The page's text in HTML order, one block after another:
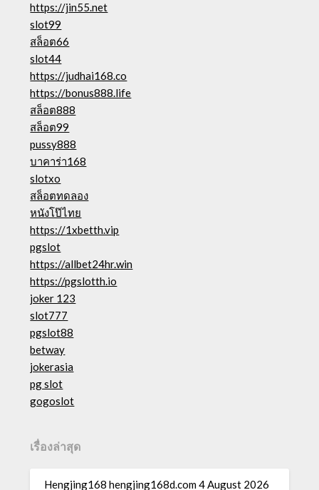
https://jin55.net
slot99
สล็อต66
slot44
https://judhai168.co
https://bonus888.life
สล็อต888
สล็อต99
pussy888
บาคาร่า168
slotxo
สล็อตทดลอง
หนังโป๊ไทย
https://1xbetth.vip
pgslot
https://allbet24hr.win
https://pgslotth.io
joker 123
slot777
pgslot88
betway
jokerasia
pg slot
gogoslot
เรื่องล่าสุด
Hengjing168 hengjing168d.com 4 August 2026